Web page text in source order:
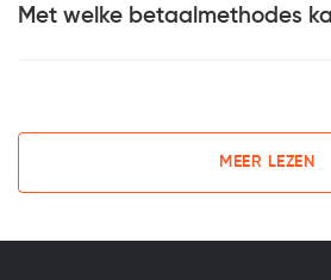
Met welke betaalmethodes
MEER LEZEN